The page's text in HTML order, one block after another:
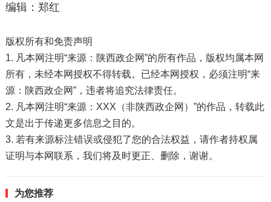
编辑：郑红
版权所有和免责声明
1. 凡本网注明“来源：陕西政企网”的所有作品，版权均属本网
所有，未经本网授权不得转载。已经本网授权，必须注明“来
源：陕西政企网”，违者将追究法律责任。
2. 凡本网注明“来源：XXX（非陕西政企网）”的作品，转载此
文是出于传递更多信息之目的。
3. 若有来源标注错误或侵犯了您的合法权益，请作者持权属
证明与本网联系，我们将及时更正、删除，谢谢。
为您推荐